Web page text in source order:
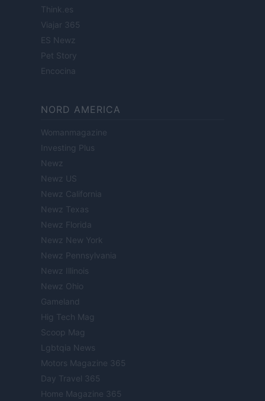
Think.es
Viajar 365
ES Newz
Pet Story
Encocina
NORD AMERICA
Womanmagazine
Investing Plus
Newz
Newz US
Newz California
Newz Texas
Newz Florida
Newz New York
Newz Pennsylvania
Newz Illinois
Newz Ohio
Gameland
Hig Tech Mag
Scoop Mag
Lgbtqia News
Motors Magazine 365
Day Travel 365
Home Magazine 365